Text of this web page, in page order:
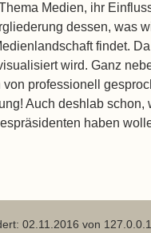
Medien, ihr
dessen, was
findet.
wird. Ganz
professionell
Auch deshlab
haben
02.11.2016 von 127.0.0.1